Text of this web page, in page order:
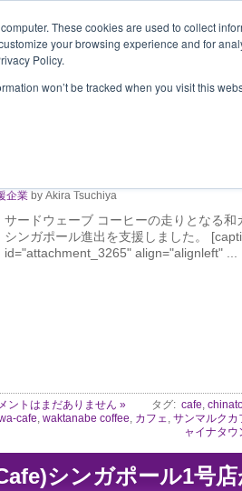
These cookies are used to collect
your browsing experience and for
Policy.
won’t be tracked when you visit this
援企業一覧 事業内容 New Project
企業 by Akira Tsuchiya
サードウェーブ コーヒーの走りとなる和
シンガポール進出を支援しました。
id="attachment_3265" align="alignleft" ...
ントはまだありません » タグ: cafe,
cafe, waktanabe coffee, カフェ, サンマルクカ
ャイナタウ
シンガポール1号